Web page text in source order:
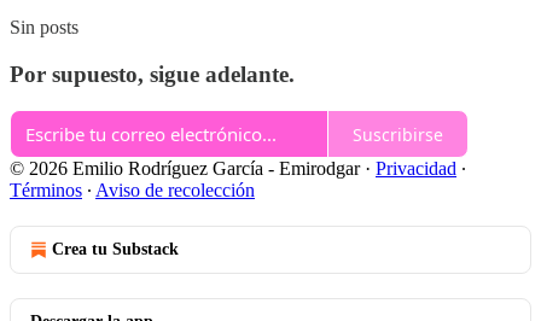
Sin posts
Por supuesto, sigue adelante.
Suscribirse
© 2026 Emilio Rodríguez García - Emirodgar· Privacidad ∙
Términos ∙ Aviso de recolección
Crea tu Substack